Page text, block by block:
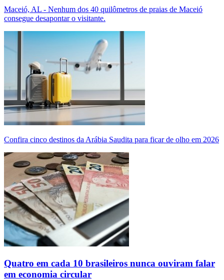
Maceió, AL - Nenhum dos 40 quilômetros de praias de Maceió
consegue desapontar o visitante.
Confira cinco destinos da Arábia Saudita para ficar de olho em 2026
Quatro em cada 10 brasileiros nunca ouviram falar
em economia circular